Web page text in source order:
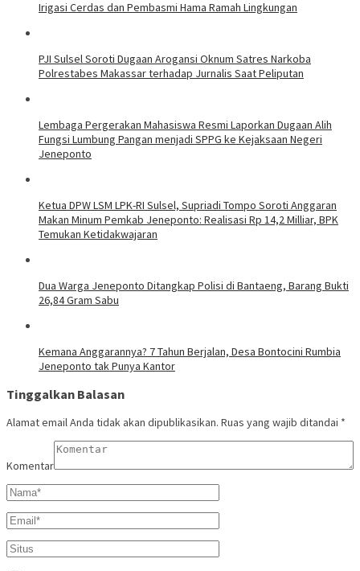
Irigasi Cerdas dan Pembasmi Hama Ramah Lingkungan
PJI Sulsel Soroti Dugaan Arogansi Oknum Satres Narkoba
Polrestabes Makassar terhadap Jurnalis Saat Peliputan
Lembaga Pergerakan Mahasiswa Resmi Laporkan Dugaan Alih
Fungsi Lumbung Pangan menjadi SPPG ke Kejaksaan Negeri
Jeneponto
Ketua DPW LSM LPK-RI Sulsel, Supriadi Tompo Soroti Anggaran
Makan Minum Pemkab Jeneponto: Realisasi Rp 14,2 Milliar, BPK
Temukan Ketidakwajaran
Dua Warga Jeneponto Ditangkap Polisi di Bantaeng, Barang Bukti
26,84 Gram Sabu
Kemana Anggarannya? 7 Tahun Berjalan, Desa Bontocini Rumbia
Jeneponto tak Punya Kantor
Tinggalkan Balasan
Alamat email Anda tidak akan dipublikasikan. Ruas yang wajib ditandai *
Komentar